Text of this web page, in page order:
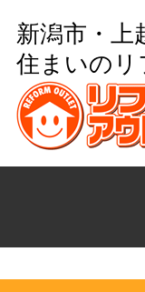
新潟市・上
住まいの